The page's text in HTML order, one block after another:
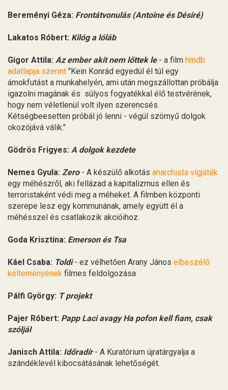
Bereményi Géza: Frontátvonulás (Antoine és Désiré)
Lakatos Róbert: Kilóg a lóláb
Gigor Attila: Az ember akit nem lőttek le - a film hmdb
adatlapja szerint "Kein Konrád egyedül él túl egy
ámokfutást a munkahelyén, ami után megszállottan próbálja
igazolni magának és súlyos fogyatékkal élő testvérének,
hogy nem véletlenül volt ilyen szerencsés.
Kétségbeesetten próbál jó lenni - végül szörnyű dolgok
okozójává válik."
Gödrös Frigyes: A dolgok kezdete
Nemes Gyula: Zero - A készülő alkotás anarchista vígjáték
egy méhészről, aki fellázad a kapitalizmus ellen és
terroristaként védi meg a méheket. A filmben központi
szerepe lesz egy kommunának, amely együtt él a
méhésszel és csatlakozik akcióihoz.
Goda Krisztina: Emerson és Tsa
Káel Csaba: Toldi - ez vélhetően Arany János elbeszélő
költeményének filmes feldolgozása
Pálfi György: T projekt
Pajer Róbert: Papp Laci avagy Ha pofon kell fiam, csak
szóljál
Janisch Attila: Időradír- A Kuratórium újratárgyalja a
szándéklevél kibocsátásának lehetőségét.